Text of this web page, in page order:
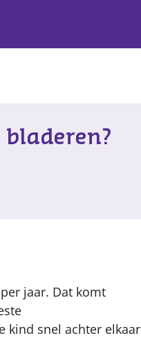
jaar. Dat komt
kind snel achter elkaar